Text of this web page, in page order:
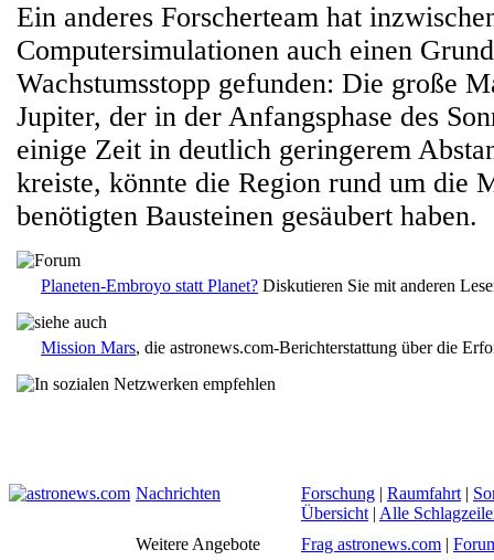
Ein anderes Forscherteam hat
Computersimulationen auch einen
Wachstumsstopp gefunden: Die große
Jupiter, der in der Anfangsphase des
einige Zeit in deutlich geringerem
kreiste, könnte die Region rund um die
benötigten Bausteinen gesäubert haben.
Planeten-Embroyo statt Planet? Diskutieren Sie mit anderen
Mission Mars, die astronews.com-Berichterstattung über die
Nachrichten Forschung | Raumfahrt |
Übersicht | Alle
Weitere Angebote
Frag astronews.com |